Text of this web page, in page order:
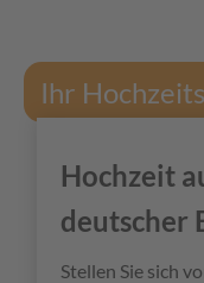
Ihr
Hochzeit
deutscher
Stellen Sie sich